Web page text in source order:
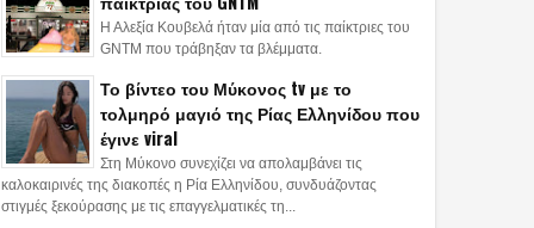
Η Αλεξία Κουβελά ήταν μία από τις παίκτριες του
GNTM που τράβηξαν τα βλέμματα.
Το βίντεο του Μύκονος tv με το
τολμηρό μαγιό της Ρίας Ελληνίδου που
έγινε viral
Στη Μύκονο συνεχίζει να απολαμβάνει τις
καλοκαιρινές της διακοπές η Ρία Ελληνίδου, συνδυάζοντας
στιγμές ξεκούρασης με τις επαγγελματικές τη...